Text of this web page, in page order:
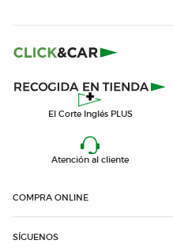
El Corte Inglés PLUS
Atención al cliente
COMPRA ONLINE
SÍGUENOS